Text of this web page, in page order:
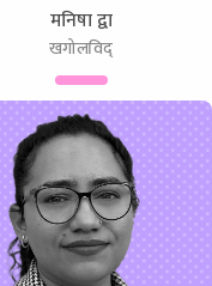
मनिषा द्वा
खगोलविद्